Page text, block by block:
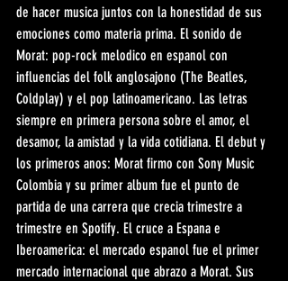
de hacer musica juntos con la honestidad de sus
emociones como materia prima. El sonido de
Morat: pop-rock melodico en espanol con
influencias del folk anglosajono (The Beatles,
Coldplay) y el pop latinoamericano. Las letras
siempre en primera persona sobre el amor, el
desamor, la amistad y la vida cotidiana. El debut y
los primeros anos: Morat firmo con Sony Music
Colombia y su primer album fue el punto de
partida de una carrera que crecia trimestre a
trimestre en Spotify. El cruce a Espana e
Iberoamerica: el mercado espanol fue el primer
mercado internacional que abrazo a Morat. Sus